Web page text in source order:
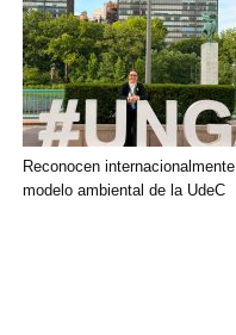
Reconocen internacionalmente
modelo ambiental de la UdeC